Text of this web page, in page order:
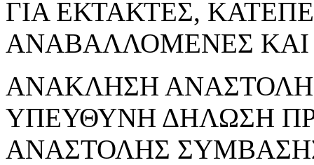
ΓΙΑ ΕΚΤΑΚΤΕΣ,
ΑΝΑΒΑΛΛΟΜΕΝΕΣ ΚΑΙ
ΑΝΑΚΛΗΣΗ
ΥΠΕΥΘΥΝΗ ΔΗΛΩΣΗ
ΑΝΑΣΤΟΛΗΣ